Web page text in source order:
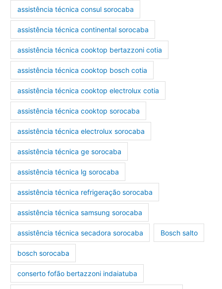
assistência técnica consul sorocaba
assistência técnica continental sorocaba
assistência técnica cooktop bertazzoni cotia
assistência técnica cooktop bosch cotia
assistência técnica cooktop electrolux cotia
assistência técnica cooktop sorocaba
assistência técnica electrolux sorocaba
assistência técnica ge sorocaba
assistência técnica lg sorocaba
assistência técnica refrigeração sorocaba
assistência técnica samsung sorocaba
assistência técnica secadora sorocaba Bosch salto
bosch sorocaba
conserto fofão bertazzoni indaiatuba